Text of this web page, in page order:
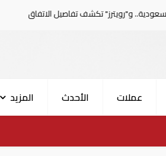
تكشف تفاصيل الاتفاق المرتقب
عملات الأحدث المزيد